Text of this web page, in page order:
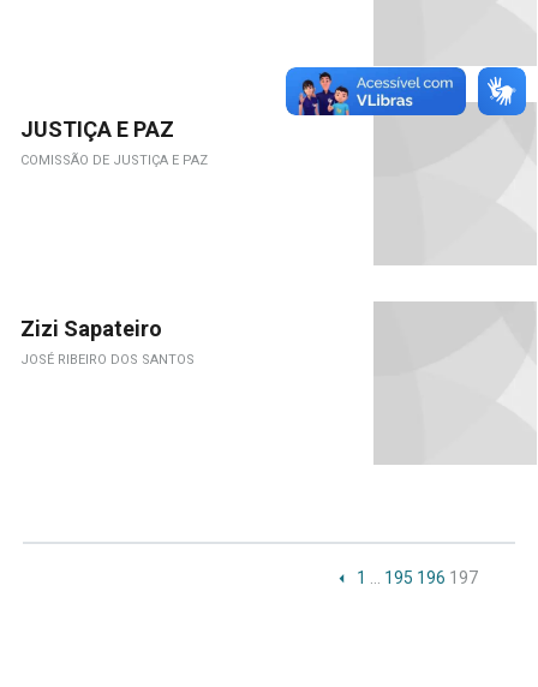
JUSTIÇA E PAZ
COMISSÃO DE JUSTIÇA E PAZ
Zizi Sapateiro
JOSÉ RIBEIRO DOS SANTOS
1 195 196 197